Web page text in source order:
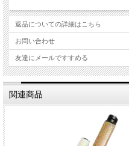
返品についての詳細はこちら
お問い合わせ
友達にメールですすめる
関連商品